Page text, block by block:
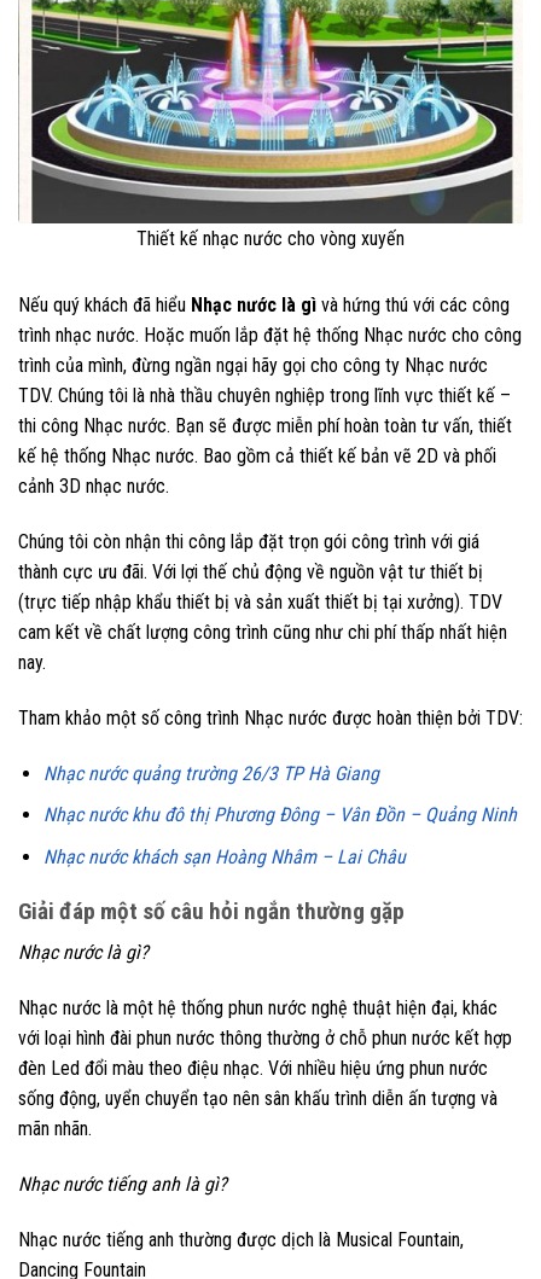
Thiết kế nhạc nước cho vòng xuyến
Nếu quý khách đã hiểu Nhạc nước là gì và hứng thú với các công
trình nhạc nước. Hoặc muốn lắp đặt hệ thống Nhạc nước cho công
trình của mình, đừng ngần ngại hãy gọi cho công ty Nhạc nước
TDV. Chúng tôi là nhà thầu chuyên nghiệp trong lĩnh vực thiết kế –
thi công Nhạc nước. Bạn sẽ được miễn phí hoàn toàn tư vấn, thiết
kế hệ thống Nhạc nước. Bao gồm cả thiết kế bản vẽ 2D và phối
cảnh 3D nhạc nước.
Chúng tôi còn nhận thi công lắp đặt trọn gói công trình với giá
thành cực ưu đãi. Với lợi thế chủ động về nguồn vật tư thiết bị
(trực tiếp nhập khẩu thiết bị và sản xuất thiết bị tại xưởng). TDV
cam kết về chất lượng công trình cũng như chi phí thấp nhất hiện
nay.
Tham khảo một số công trình Nhạc nước được hoàn thiện bởi TDV:
Nhạc nước quảng trường 26/3 TP Hà Giang
Nhạc nước khu đô thị Phương Đông – Vân Đồn – Quảng Ninh
Nhạc nước khách sạn Hoàng Nhâm – Lai Châu
Giải đáp một số câu hỏi ngắn thường gặp
Nhạc nước là gì?
Nhạc nước là một hệ thống phun nước nghệ thuật hiện đại, khác
với loại hình đài phun nước thông thường ở chỗ phun nước kết hợp
đèn Led đổi màu theo điệu nhạc. Với nhiều hiệu ứng phun nước
sống động, uyển chuyển tạo nên sân khấu trình diễn ấn tượng và
mãn nhãn.
Nhạc nước tiếng anh là gì?
Nhạc nước tiếng anh thường được dịch là Musical Fountain,
Dancing Fountain